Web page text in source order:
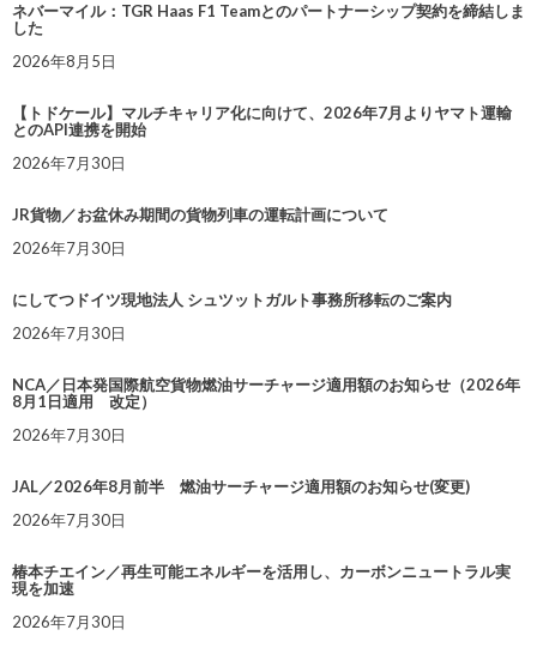
ネバーマイル：TGR Haas F1 Teamとのパートナーシップ契約を締結しま
した
2026年8月5日
【トドケール】マルチキャリア化に向けて、2026年7月よりヤマト運輸
とのAPI連携を開始
2026年7月30日
JR貨物／お盆休み期間の貨物列車の運転計画について
2026年7月30日
にしてつドイツ現地法人 シュツットガルト事務所移転のご案内
2026年7月30日
NCA／日本発国際航空貨物燃油サーチャージ適用額のお知らせ（2026年
8月1日適用 改定）
2026年7月30日
JAL／2026年8月前半 燃油サーチャージ適用額のお知らせ(変更)
2026年7月30日
椿本チエイン／再生可能エネルギーを活用し、カーボンニュートラル実
現を加速
2026年7月30日